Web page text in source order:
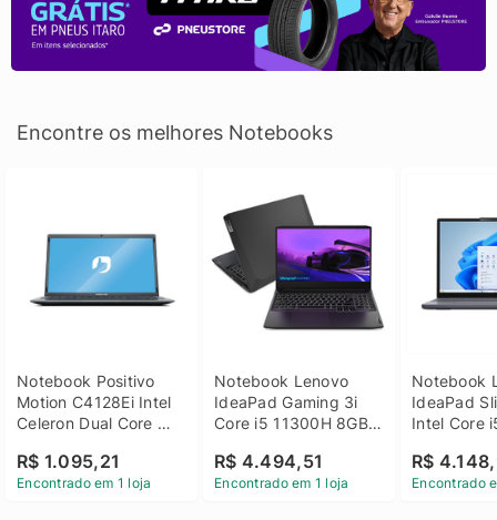
Encontre os melhores Notebooks
Notebook Positivo
Motion C4128Ei Intel
Celeron Dual Core
Linux 14 - 3002181
R$ 1.095,21
Encontrado em 1 loja
Notebook Lenovo
IdeaPad Gaming 3i
Core i5 11300H 8GB
GTX 1650 4GB 15.6
FHD Linux - Preto
R$ 4.494,51
Encontrado em 1 loja
Notebook
IdeaPad
Intel Core
SSD Win
R$
Encontrado